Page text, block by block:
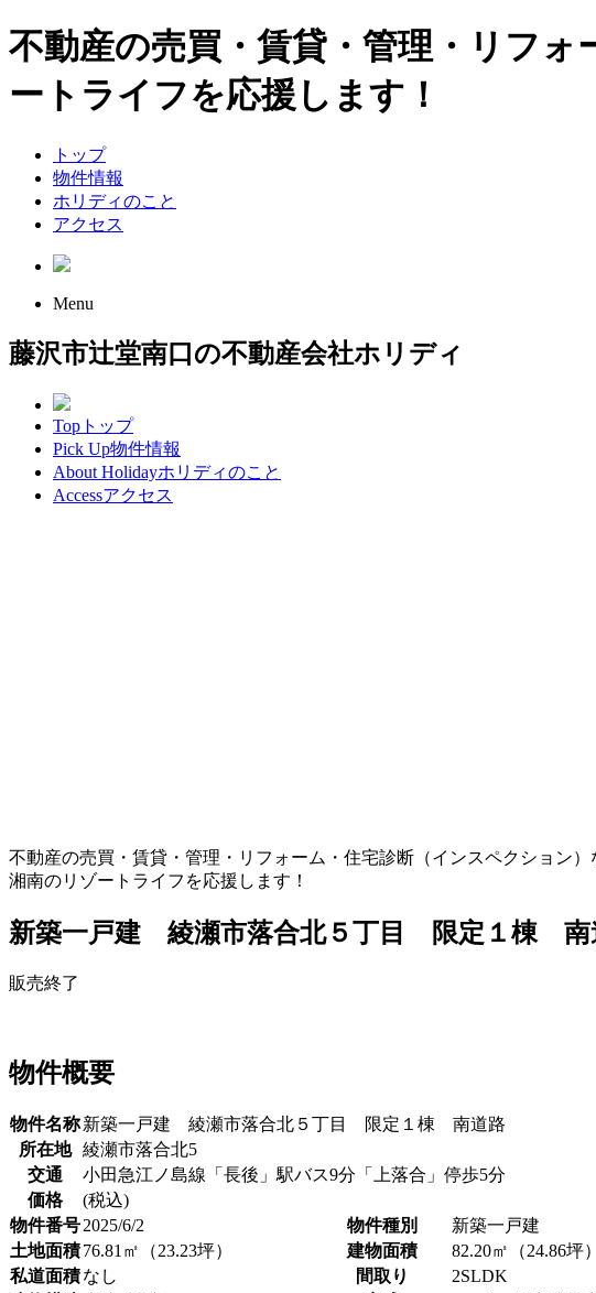
不動産の売買・賃貸・管理・リフ
ートライフを応援します！
トップ
物件情報
ホリディのこと
アクセス
Menu
藤沢市辻堂南口の不動産会社ホリディ
Top トップ
Pick Up物件情報
About Holidayホリディのこと
Accessアクセス
不動産の売買・賃貸・管理・リフォーム・住宅診断（インスペクション）
湘南のリゾートライフを応援します！
新築一戸建 綾瀬市落合北５丁目 限定１棟 南
販売終了
物件概要
物件名称新築一戸建 綾瀬市落合北５丁目 限定１棟 南道路
所在地 綾瀬市落合北5
交通
小田急江ノ島線「長後」駅バス9分「上落合」停歩5分
価格
(税込)
物件番号2025/6/2 物件種別
新築一戸建
土地面積76.81㎡（23.23坪） 建物面積
82.20㎡（24.86坪）
私道面積なし 間取り
2SLDK